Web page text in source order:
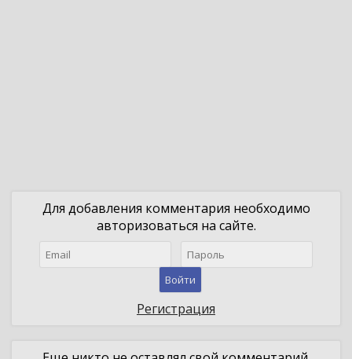
Для добавления комментария необходимо
авторизоваться на сайте.
Войти
Регистрация